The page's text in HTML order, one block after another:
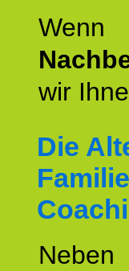
wir
Die